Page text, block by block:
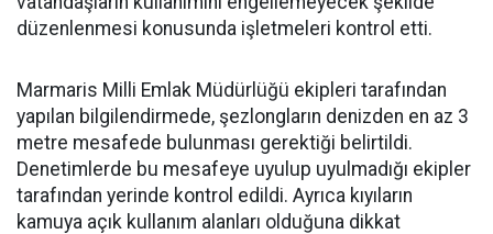
düzenlenmesi konusunda işletmeleri kontrol etti.
Marmaris Milli Emlak Müdürlüğü ekipleri tarafından
yapılan bilgilendirmede, şezlongların denizden en az 3
metre mesafede bulunması gerektiği belirtildi.
Denetimlerde bu mesafeye uyulup uyulmadığı ekipler
tarafından yerinde kontrol edildi. Ayrıca kıyıların
kamuya açık kullanım alanları olduğuna dikkat